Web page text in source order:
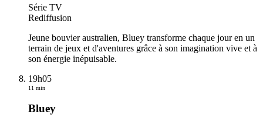
Série TV
Rediffusion
Jeune bouvier australien, Bluey transforme chaque jour en un
terrain de jeux et d'aventures grâce à son imagination vive et à
son énergie inépuisable.
19h05
11 min
Bluey